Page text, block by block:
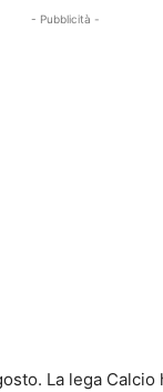
- Pubblicità -
La lega